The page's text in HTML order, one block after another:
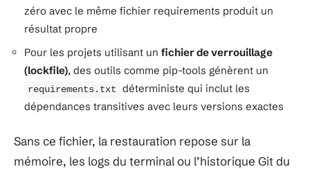
zéro avec le même fichier requirements produit un
résultat propre
Pour les projets utilisant un fichier de verrouillage
(lockfile), des outils comme pip-tools génèrent un
requirements.txt
déterministe qui inclut les
dépendances transitives avec leurs versions exactes
Sans ce fichier, la restauration repose sur la
mémoire, les logs du terminal ou l’historique Git du